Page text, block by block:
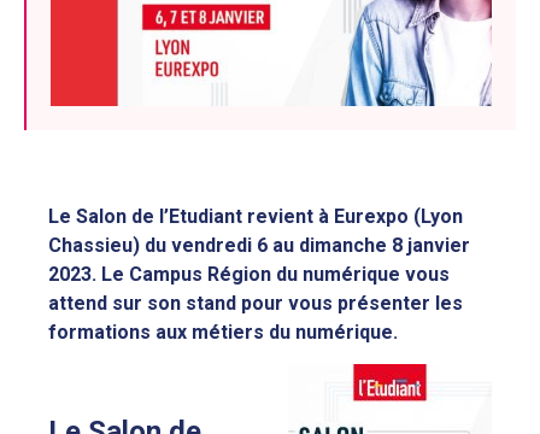
Le Salon de l’Etudiant revient à Eurexpo (Lyon
Chassieu) du vendredi 6 au dimanche 8 janvier
2023. Le Campus Région du numérique vous
attend sur son stand pour vous présenter les
formations aux métiers du numérique.